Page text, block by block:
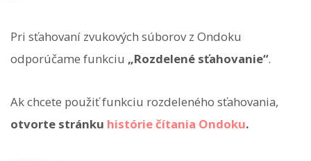
Pri sťahovaní zvukových súborov z Ondoku
odporúčame funkciu „Rozdelené sťahovanie“.
Ak chcete použiť funkciu rozdeleného sťahovania,
otvorte stránku histórie čítania Ondoku.